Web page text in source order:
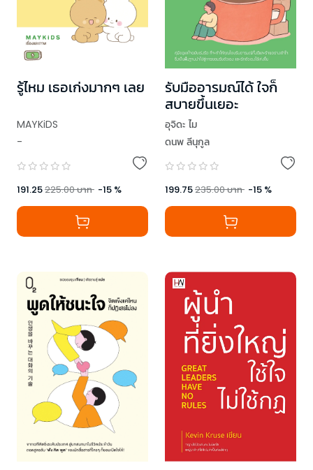
รู้ไหม เธอเก่งมากๆ เลย
MAYKiDS
-
191.25225.00บาท -15 %
รับมืออารมณ์ได้ ใจก็
สบายขึ้นเยอะ
อุจิดะ ไม
ดนพ ลีนุกูล
199.75235.00บาท -15 %